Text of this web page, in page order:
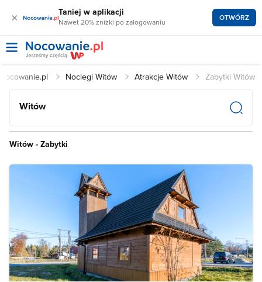
× Taniej w aplikacji
Nawet 20% zniżki po zalogowaniu OTWÓRZ
Nocowanie.pl Noclegi Witów Atrakcje Witów Zabytki Witów
Witów
Witów - Zabytki